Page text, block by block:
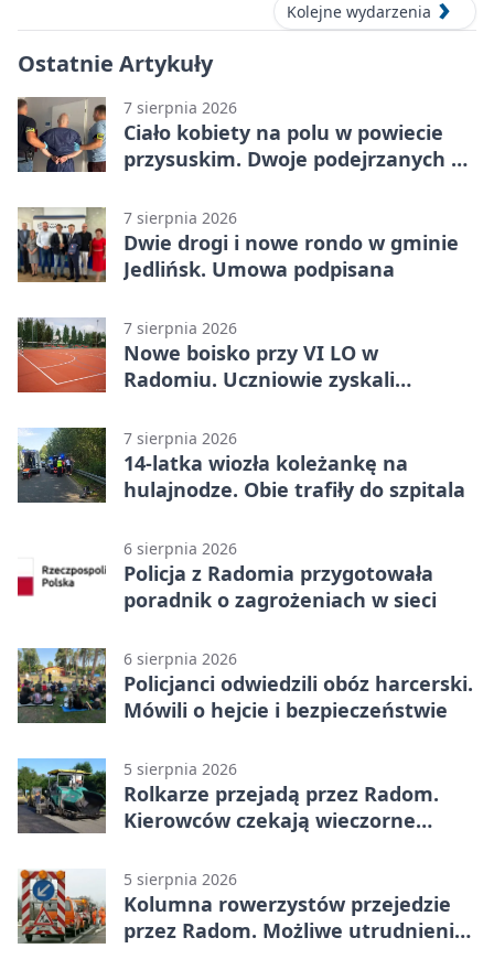
Kolejne wydarzenia
Ostatnie Artykuły
7 sierpnia 2026
Ciało kobiety na polu w powiecie
przysuskim. Dwoje podejrzanych w
7 sierpnia 2026
Dwie drogi i nowe rondo w gminie
Jedlińsk. Umowa podpisana
7 sierpnia 2026
Nowe boisko przy VI LO w
Radomiu. Uczniowie zyskali
7 sierpnia 2026
14-latka wiozła koleżankę na
hulajnodze. Obie trafiły do szpitala
6 sierpnia 2026
Policja z Radomia przygotowała
poradnik o zagrożeniach w sieci
6 sierpnia 2026
Policjanci odwiedzili obóz harcerski.
Mówili o hejcie i bezpieczeństwie
5 sierpnia 2026
Rolkarze przejadą przez Radom.
Kierowców czekają wieczorne
5 sierpnia 2026
Kolumna rowerzystów przejedzie
przez Radom. Możliwe utrudnienia